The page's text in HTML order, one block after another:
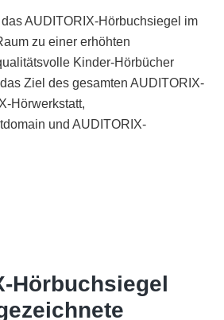
AUDITORIX-Hörbuchsiegel im
zu einer erhöhten
Kinder-Hörbücher
Ziel des gesamten AUDITORIX-
Hörwerkstatt,
und AUDITORIX-
Hörbuchsiegel